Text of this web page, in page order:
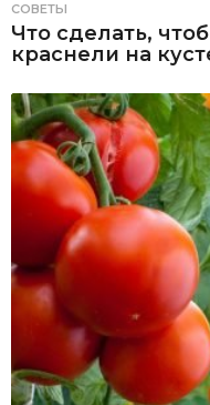
СОВЕТЫ
Что сделать,
краснели на